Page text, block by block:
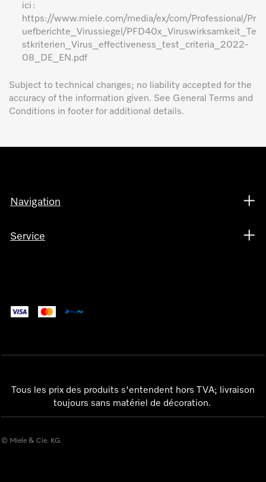
ici :
https://www.miele.com/media/ex/com/Professional/Pr
uefberichte_Virussiegel/PFD40x_Viruswirksamkeit_Te
stkriterien_Virus_effectiveness_test_criteria_2022-
08_DE_EN.pdf
Subject to technical changes; no liability accepted for the
accuracy of the information given. See General Terms and
Conditions in footer for additional details.
Navigation
Service
Tous les prix des produits s'entendent hors TVA; livraison
toujours sans matériel de décoration.
© Miele & Cie. KG.